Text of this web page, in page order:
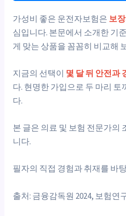
가성비 좋은 운전자보험은 보
심입니다. 본문에서 소개한 기
게 맞는 상품을 꼼꼼히 비교해
지금의 선택이 몇 달 뒤 안전과
다. 현명한 가입으로 두 마리 토
다.
본 글은 의료 및 보험 전문가의
니다.
필자의 직접 경험과 취재를 바
출처: 금융감독원 2024, 보험연